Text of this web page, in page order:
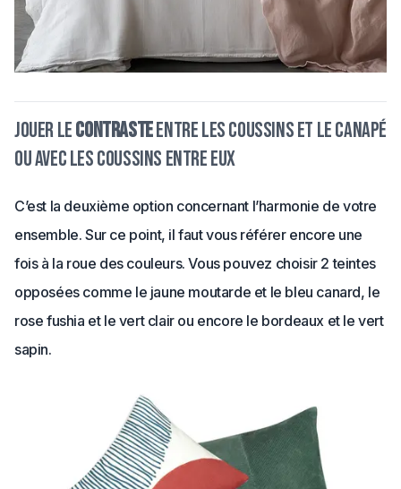
Jouer lecontrasteentre les coussins et le canapé
ou avec les coussins entre eux
C’est la deuxième option concernant l’harmonie de votre
ensemble. Sur ce point, il faut vous référer encore une
fois à la roue des couleurs. Vous pouvez choisir 2 teintes
opposées comme le jaune moutarde et le bleu canard, le
rose fushia et le vert clair ou encore le bordeaux et le vert
sapin.